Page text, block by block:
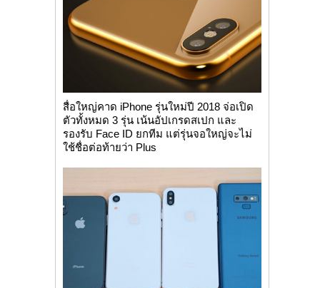
สื่อใหญ่คาด iPhone รุ่นใหม่ปี 2018 จ่อเปิด
ตัวทั้งหมด 3 รุ่น เน้นอัปเกรดสเปก และ
รองรับ Face ID ยกทีม แต่รุ่นจอใหญ่จะไม่
ใช้ชื่อต่อท้ายว่า Plus